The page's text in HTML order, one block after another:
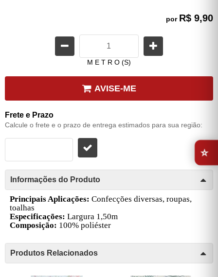
por R$ 9,90
M E T R O (S)
AVISE-ME
Frete e Prazo
Calcule o frete e o prazo de entrega estimados para sua região:
Informações do Produto
Principais Aplicações: Confecções diversas, roupas,
toalhas
Especificações: Largura 1,50m
Composição: 100% poliéster
Produtos Relacionados
⭐